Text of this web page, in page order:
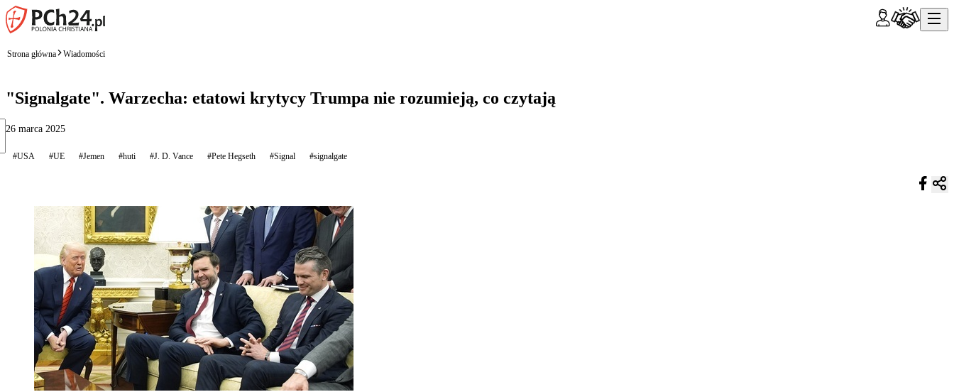
Strona główna Wiadomości
"Signalgate". Warzecha: etatowi krytycy Trumpa nie rozumieją, co czytają
26 marca 2025
#USA #UE #Jemen #huti #J. D. Vance #Pete Hegseth #Signal #signalgate